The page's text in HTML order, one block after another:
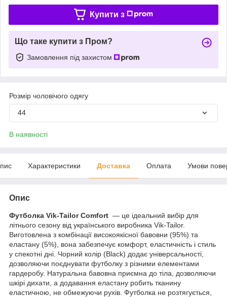
Купити з
Що таке купити з Пром?
Замовлення під захистом
Розмір чоловічого одягу
44
В наявності
Характеристики Доставка Оплата Умови
Опис
Футболка Vik-Tailor Comfort — це ідеальний вибір для
літнього сезону від українського виробника Vik-Tailor.
Виготовлена з комбінації високоякісної бавовни (95%) та
еластану (5%), вона забезпечує комфорт, еластичність і стиль
у спекотні дні. Чорний колір (Black) додає універсальності,
дозволяючи поєднувати футболку з різними елементами
гардеробу. Натуральна бавовна приємна до тіла, дозволяючи
шкірі дихати, а додавання еластану робить тканину
еластичною, не обмежуючи рухів. Футболка не розтягується,